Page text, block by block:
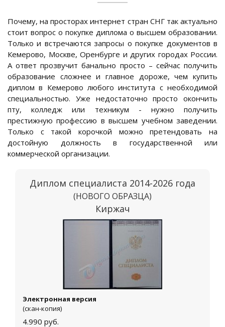
Почему, на просторах интернет стран СНГ так актуально
стоит вопрос о покупке диплома о высшем образовании.
Только и встречаются запросы о покупке документов в
Кемерово, Москве, Оренбурге и других городах России.
А ответ прозвучит банально просто – сейчас получить
образование сложнее и главное дороже, чем купить
диплом в Кемерово любого института с необходимой
специальностью. Уже недостаточно просто окончить
пту, колледж или техникум - нужно получить
престижную профессию в высшем учебном заведении.
Только с такой корочкой можно претендовать на
достойную должность в государственной или
коммерческой организации.
Диплом специалиста 2014-2026 года
(НОВОГО ОБРАЗЦА)
Киржач
Электронная версия
(скан-копия)
4.990 руб.